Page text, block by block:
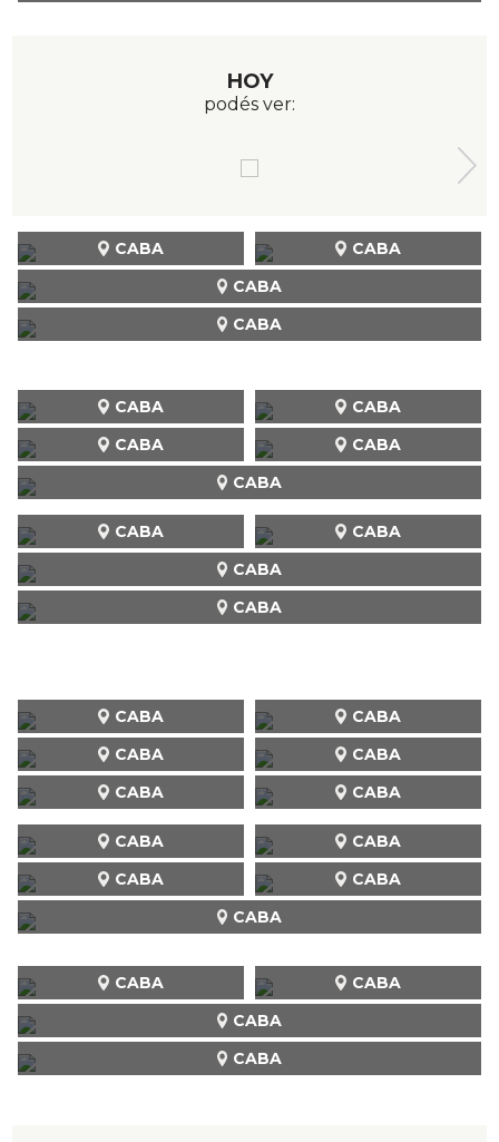
HOY
podés ver:
CABA
CABA CABA
CABA
CABA CABA
CABA
CABA CABA
CABA
CABA CABA
CABA
CABA
CABA
CABA
CABA
CABA
CABA
CABA CABA
CABA
CABA CABA
CABA
CABA CABA
CABA